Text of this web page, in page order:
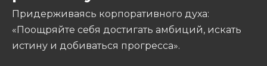
Придерживаясь корпоративного духа:
«Поощряйте себя достигать амбиций, искать
истину и добиваться прогресса».